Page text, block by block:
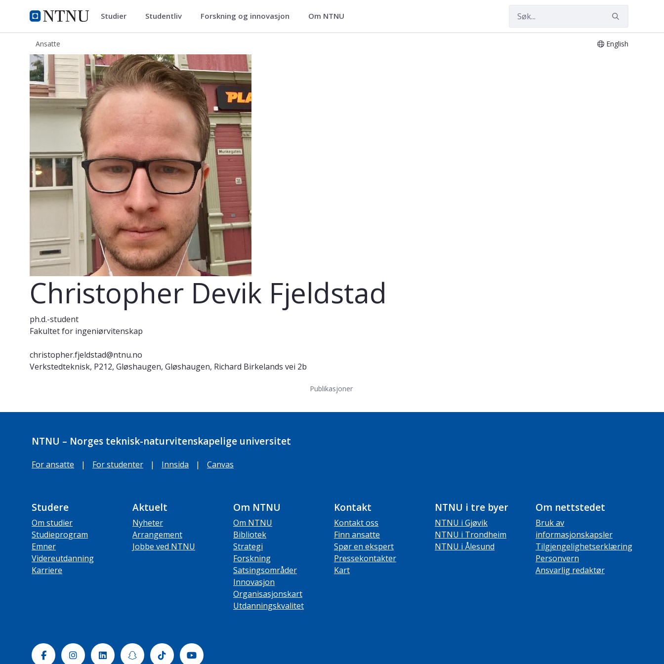
NTNU Hjemmeside
ntnu.no Studier Studentliv Forskning og innovasjon Om NTNU
Ansatte English
Christopher Devik Fjeldstad
Christopher Devik Fjeldstad
ph.d.-student
Fakultet for ingeniørvitenskap
christopher.fjeldstad@ntnu.no
Verkstedteknisk, P212, Gløshaugen, Gløshaugen, Richard Birkelands vei 2b
Publikasjoner
NTNU – Norges teknisk-naturvitenskapelige universitet
For ansatte | For studenter | Innsida | Canvas
Studere
Om studier
Studieprogram
Emner
Videreutdanning
Karriere
Aktuelt
Nyheter
Arrangement
Jobbe ved NTNU
Om NTNU
Om NTNU
Bibliotek
Strategi
Forskning
Satsingsområder
Innovasjon
Organisasjonskart
Utdanningskvalitet
Kontakt
Kontakt oss
Finn ansatte
Spør en ekspert
Pressekontakter
Kart
NTNU i tre byer
NTNU i Gjøvik
NTNU i Trondheim
NTNU i Ålesund
Om nettstedet
Bruk av
informasjonskapsler
Tilgjengelighetserklæring
Personvern
Ansvarlig redaktør
FacebookInstagramLinkedinSnapchatTiktok Youtube